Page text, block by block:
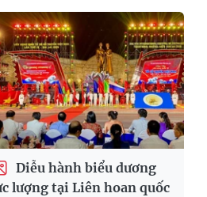
Diễu hành biểu dương
lượng tại Liên hoan quốc